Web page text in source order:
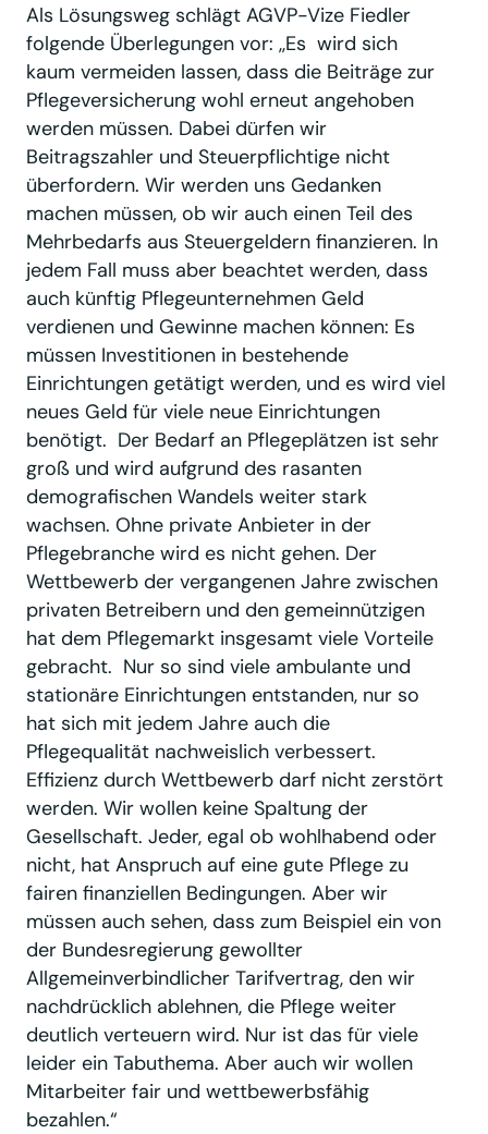
Als Lösungsweg schlägt AGVP-Vize Fiedler
folgende Überlegungen vor: ,,Es wird sich
kaum vermeiden lassen, dass die Beiträge zur
Pflegeversicherung wohl erneut angehoben
werden müssen. Dabei dürfen wir
Beitragszahler und Steuerpflichtige nicht
überfordern. Wir werden uns Gedanken
machen müssen, ob wir auch einen Teil des
Mehrbedarfs aus Steuergeldern finanzieren. In
jedem Fall muss aber beachtet werden, dass
auch künftig Pflegeunternehmen Geld
verdienen und Gewinne machen können: Es
müssen Investitionen in bestehende
Einrichtungen getätigt werden, und es wird viel
neues Geld für viele neue Einrichtungen
benötigt. Der Bedarf an Pflegeplätzen ist sehr
groß und wird aufgrund des rasanten
demografischen Wandels weiter stark
wachsen. Ohne private Anbieter in der
Pflegebranche wird es nicht gehen. Der
Wettbewerb der vergangenen Jahre zwischen
privaten Betreibern und den gemeinnützigen
hat dem Pflegemarkt insgesamt viele Vorteile
gebracht. Nur so sind viele ambulante und
stationäre Einrichtungen entstanden, nur so
hat sich mit jedem Jahre auch die
Pflegequalität nachweislich verbessert.
Effizienz durch Wettbewerb darf nicht zerstört
werden. Wir wollen keine Spaltung der
Gesellschaft. Jeder, egal ob wohlhabend oder
nicht, hat Anspruch auf eine gute Pflege zu
fairen finanziellen Bedingungen. Aber wir
müssen auch sehen, dass zum Beispiel ein von
der Bundesregierung gewollter
Allgemeinverbindlicher Tarifvertrag, den wir
nachdrücklich ablehnen, die Pflege weiter
deutlich verteuern wird. Nur ist das für viele
leider ein Tabuthema. Aber auch wir wollen
Mitarbeiter fair und wettbewerbsfähig
bezahlen.“